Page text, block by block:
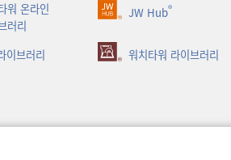
워 온라인
러리
JW Hub®
(새로운
열기)
이브러리 워치타워 라이브러리